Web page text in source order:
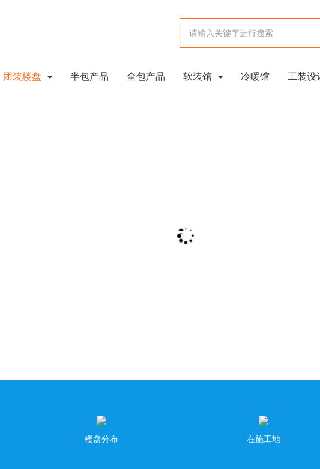
团装楼盘 半包产品 全包产品 软装馆 冷暖馆 工装
楼盘分布 在施工地